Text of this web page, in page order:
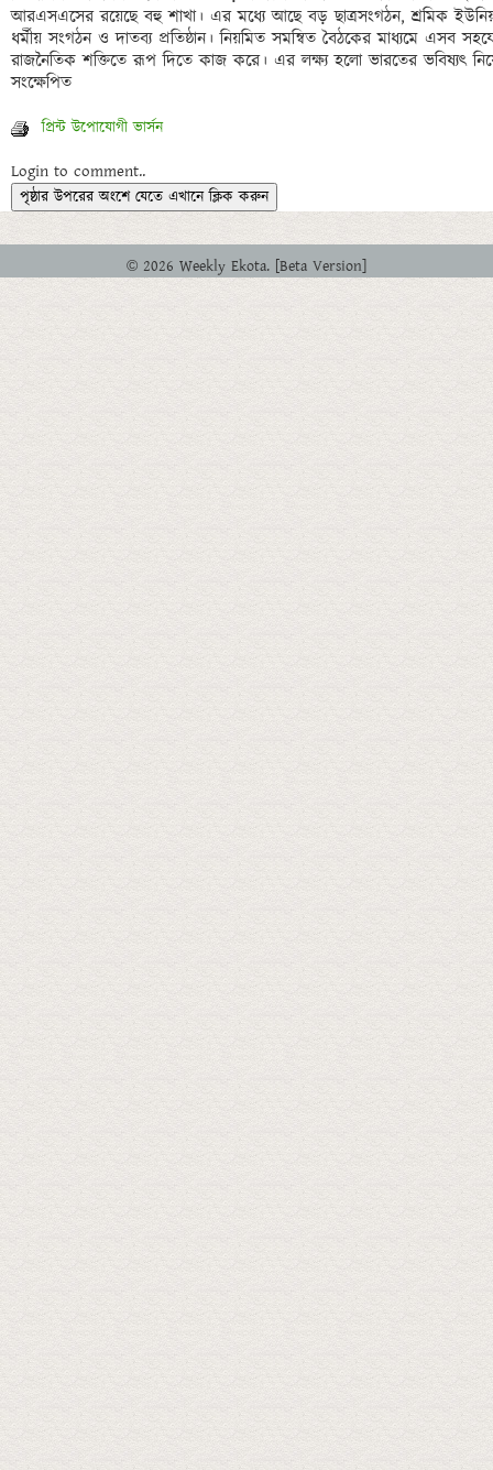
আরএসএসের রয়েছে বহু শাখা। এর মধ্যে আছে বড় ছাত্রসংগঠন, শ্রমিক
ধর্মীয় সংগঠন ও দাতব্য প্রতিষ্ঠান। নিয়মিত সমন্বিত বৈঠকের মাধ্যমে এসব
রাজনৈতিক শক্তিতে রূপ দিতে কাজ করে। এর লক্ষ্য হলো ভারতের ভবিষ্যৎ নিয়ে
প্রিন্ট উপোযোগী ভার্সন
Login to comment..
পৃষ্ঠার উপরের অংশে যেতে এখানে ক্লিক করুন
© 2026 Weekly Ekota. [Beta Version]